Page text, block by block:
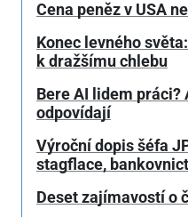
Cena peněz v USA
Konec levného
k dražšímu chlebu
Bere AI lidem
odpovídají
Výroční dopis šéfa
stagflace,
Deset zajímavostí o